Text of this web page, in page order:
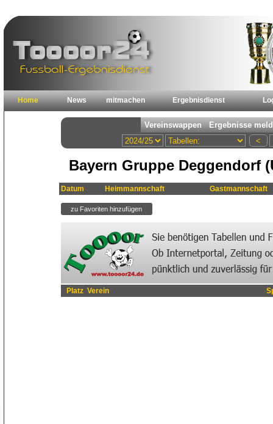
Home News mitmachen Ergebnisdienst
Bayern Gruppe Deggendorf
Datum Heimmannschaft Gastmannschaft
Platz Verein